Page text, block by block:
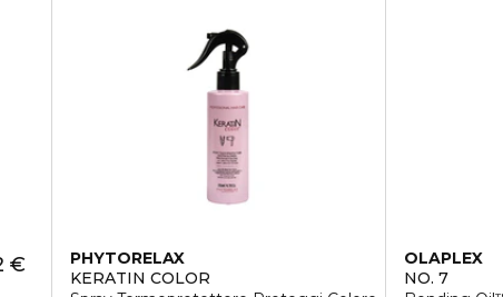
€
PHYTORELAX
KERATIN COLOR
OLAPLEX
NO. 7